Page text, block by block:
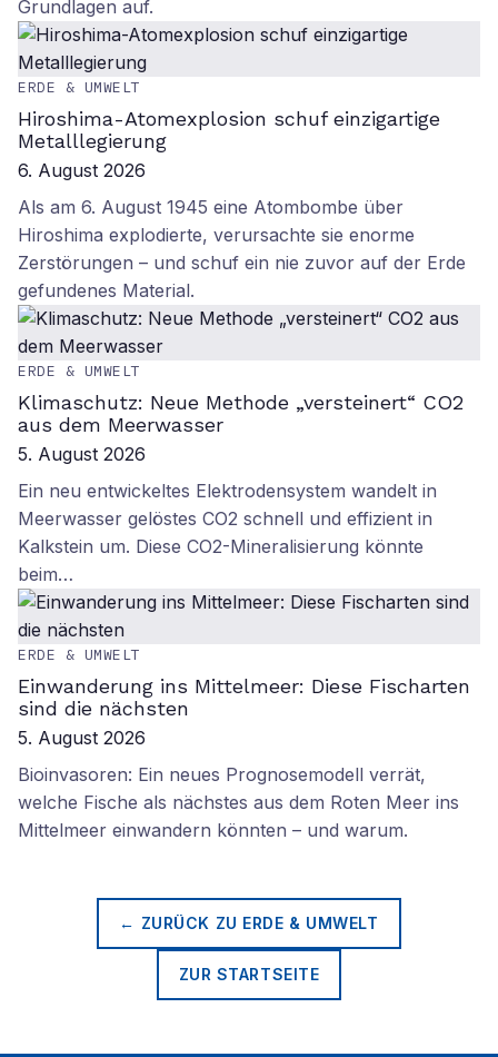
Grundlagen auf.
ERDE & UMWELT
Hiroshima-Atomexplosion schuf einzigartige
Metalllegierung
6. August 2026
Als am 6. August 1945 eine Atombombe über
Hiroshima explodierte, verursachte sie enorme
Zerstörungen – und schuf ein nie zuvor auf der Erde
gefundenes Material.
ERDE & UMWELT
Klimaschutz: Neue Methode „versteinert“ CO2
aus dem Meerwasser
5. August 2026
Ein neu entwickeltes Elektrodensystem wandelt in
Meerwasser gelöstes CO2 schnell und effizient in
Kalkstein um. Diese CO2-Mineralisierung könnte
beim…
ERDE & UMWELT
Einwanderung ins Mittelmeer: Diese Fischarten
sind die nächsten
5. August 2026
Bioinvasoren: Ein neues Prognosemodell verrät,
welche Fische als nächstes aus dem Roten Meer ins
Mittelmeer einwandern könnten – und warum.
← ZURÜCK ZU ERDE & UMWELT
ZUR STARTSEITE